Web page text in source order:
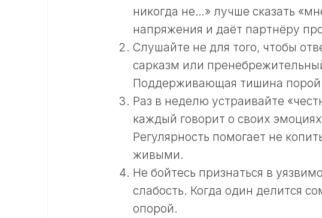
никогда не…» лучше сказать
напряжения и даёт партнёру
Слушайте не для того, чтобы
сарказм или
Поддерживающая тишина
Раз в неделю устраивайте
каждый говорит о своих
Регулярность помогает не
живыми.
Не бойтесь признаться в
слабость. Когда один делится
опорой.